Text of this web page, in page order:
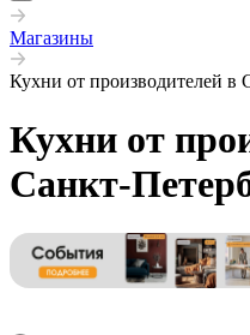
Магазины
Кухни от производителей в
Кухни от
Санкт-